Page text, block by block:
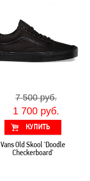
7 500 руб.
1 700 руб.
Vans Old Skool 'Doodle
Checkerboard'